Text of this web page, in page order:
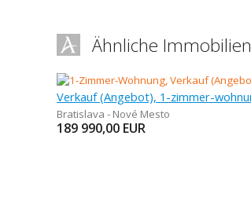
Ähnliche Immobilien
Bratislava - Nové Mesto
189 990,00 EUR